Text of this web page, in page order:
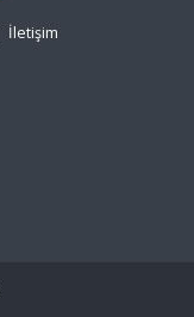
İletişim